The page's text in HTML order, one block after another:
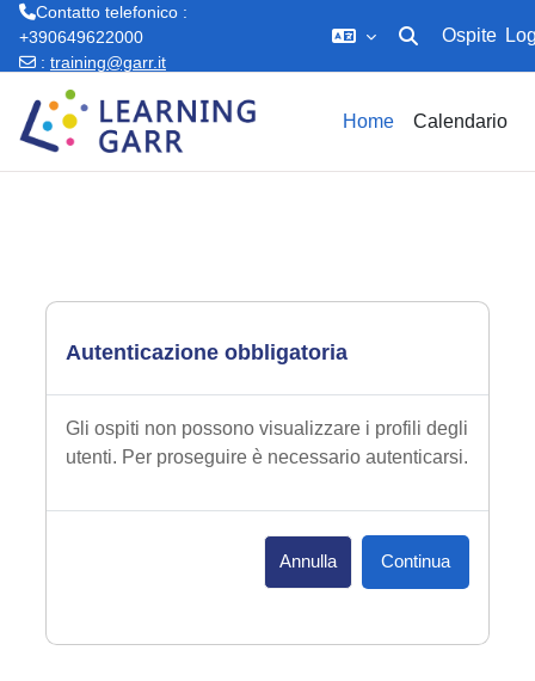
Contatto telefonico :
+390649622000
: training@garr.it
Attiva/disattiva
Ospite
Home Calendario
Autenticazione obbligatoria
Gli ospiti non possono visualizzare i profili degli
utenti. Per proseguire è necessario autenticarsi.
Annulla Continua